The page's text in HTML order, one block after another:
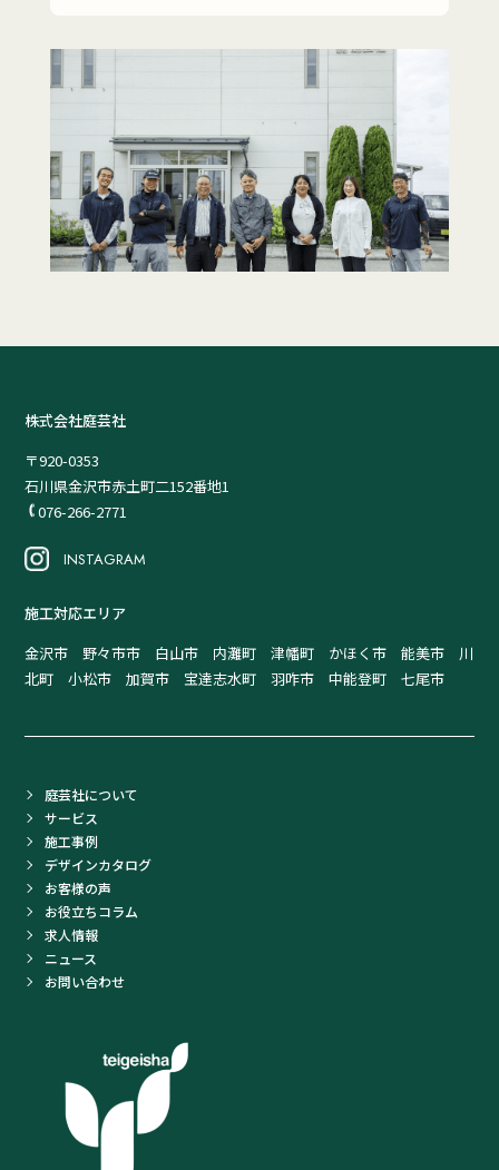
株式会社庭芸社
〒920-0353
石川県金沢市赤土町二152番地1
076-266-2771
INSTAGRAM
施工対応エリア
金沢市 野々市市 白山市 内灘町 津幡町 かほく市 能美市 川
北町 小松市 加賀市 宝達志水町 羽咋市 中能登町 七尾市
庭芸社について
サービス
施工事例
デザインカタログ
お客様の声
お役立ちコラム
求人情報
ニュース
お問い合わせ